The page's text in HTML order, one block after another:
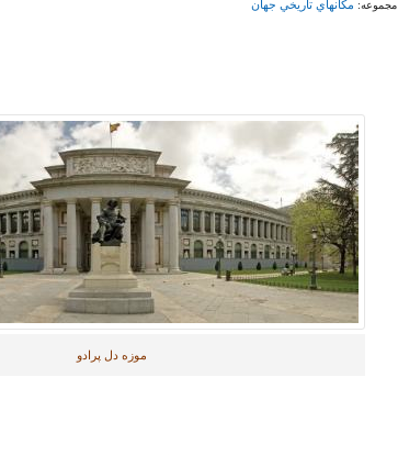
مجموعه: مكانهاي تاريخي جهان
موزه دل پرادو